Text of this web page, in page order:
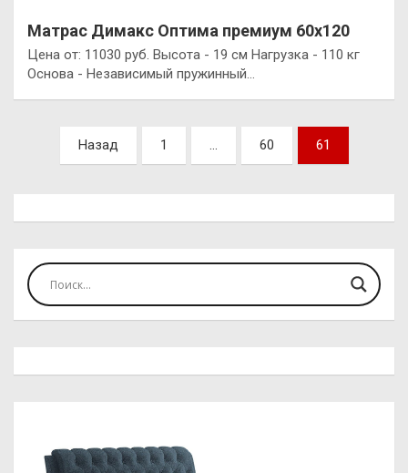
Матрас Димакс Оптима премиум 60х120
Цена от: 11030 руб. Высота - 19 см Нагрузка - 110 кг
Основа - Независимый пружинный…
Пагинация
записей
Назад 1 … 60 61